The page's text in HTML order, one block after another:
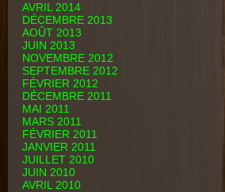
AVRIL 2014
DÉCEMBRE 2013
AOÛT 2013
JUIN 2013
NOVEMBRE 2012
SEPTEMBRE 2012
FÉVRIER 2012
DÉCEMBRE 2011
MAI 2011
MARS 2011
FÉVRIER 2011
JANVIER 2011
JUILLET 2010
JUIN 2010
AVRIL 2010